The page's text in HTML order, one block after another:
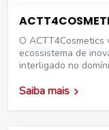
O ACTT4Cosmetics
ecossistema de
interligado no
Saiba mais